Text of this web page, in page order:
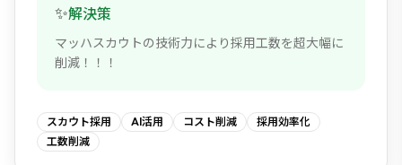
✨解決策
マッハスカウトの技術力により採用工数を超大幅に
削減！！！
スカウト採用 AI活用 コスト削減
採用効率化
工数削減